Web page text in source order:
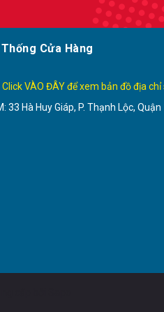
Cửa Hàng
Click VÀO ĐÂY để xem bản đồ địa chỉ
33 Hà Huy Giáp, P. Thạnh Lộc, Quận